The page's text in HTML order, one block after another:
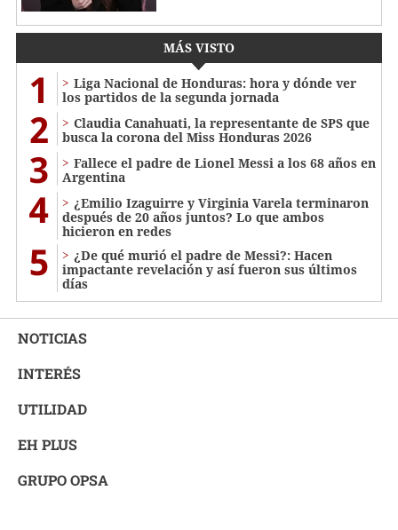
MÁS VISTO
1
Liga Nacional de Honduras: hora y dónde ver
los partidos de la segunda jornada
2
Claudia Canahuati, la representante de SPS que
busca la corona del Miss Honduras 2026
3
Fallece el padre de Lionel Messi a los 68 años en
Argentina
4
¿Emilio Izaguirre y Virginia Varela terminaron
después de 20 años juntos? Lo que ambos
hicieron en redes
5
¿De qué murió el padre de Messi?: Hacen
impactante revelación y así fueron sus últimos
días
NOTICIAS
INTERÉS
UTILIDAD
EH PLUS
GRUPO OPSA